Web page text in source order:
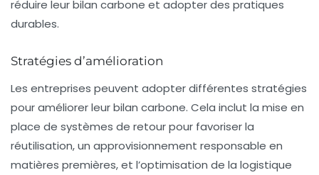
réduire leur bilan carbone et adopter des pratiques
durables.
Stratégies d’amélioration
Les entreprises peuvent adopter différentes stratégies
pour améliorer leur bilan carbone. Cela inclut la mise en
place de systèmes de retour pour favoriser la
réutilisation, un approvisionnement responsable en
matières premières, et l’optimisation de la logistique